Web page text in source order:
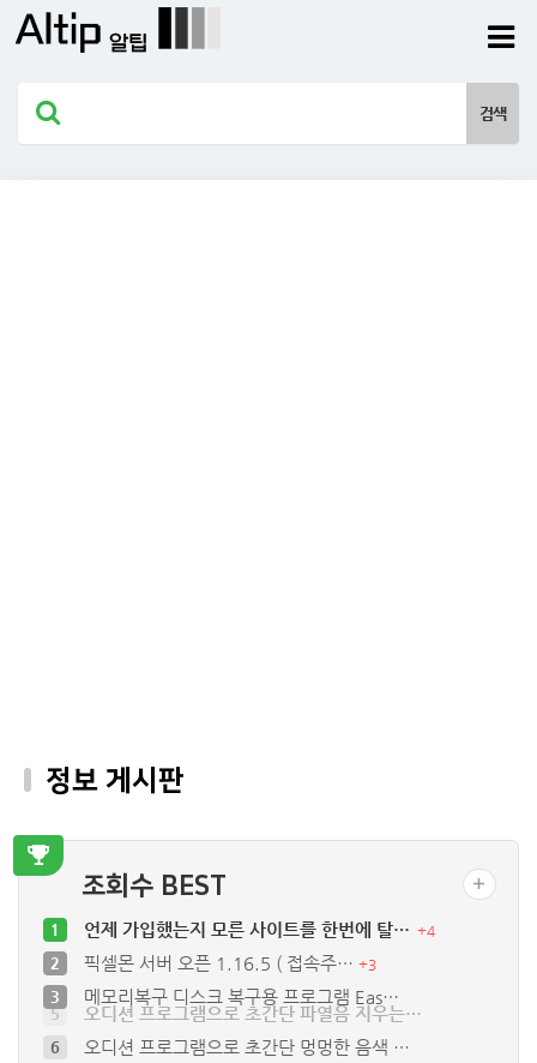
정보 게시판
조회수 BEST
5 오디션 프로그램으로 초간단 파열음 지우는…
6 오디션 프로그램으로 초간단 멍멍한 음색 …
1 언제 가입했는지 모른 사이트를 한번에 탈… +4
2 픽셀몬 서버 오픈 1.16.5 ( 접속주… +3
3 메모리복구 디스크 복구용 프로그램 Eas…